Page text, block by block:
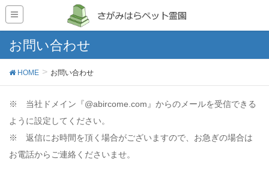
お問い合わせ
HOME お問い合わせ
※ 当社ドメイン『@abircome.com』からのメールを受信できる
ように設定してください。
※ 返信にお時間を頂く場合がございますので、お急ぎの場合は
お電話からご連絡くださいませ。